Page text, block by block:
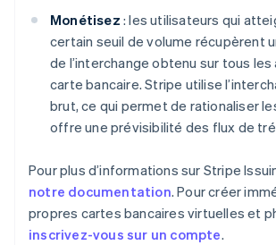
Monétisez : les utilisateurs qui
certain seuil de volume récupèrent
de l’interchange obtenu sur tous les
carte bancaire. Stripe utilise
brut, ce qui permet de rationaliser
offre une prévisibilité des flux de
Pour plus d’informations sur Stripe
notre documentation. Pour créer
propres cartes bancaires virtuelles et
inscrivez-vous sur un compte.
English
EspañolEnglish
Estonie
English
États-Unis
EnglishSvenska
France
FrançaisEnglish
Gibraltar